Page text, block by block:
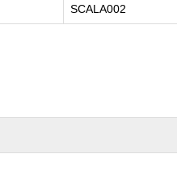
SCALA002